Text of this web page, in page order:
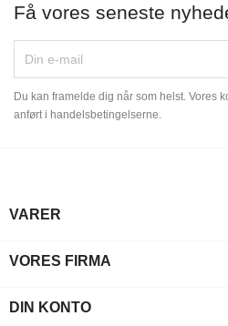
Få vores seneste
Du kan framelde dig når som helst. Vores
anført i handelsbetingelserne.
VARER
VORES FIRMA
DIN KONTO